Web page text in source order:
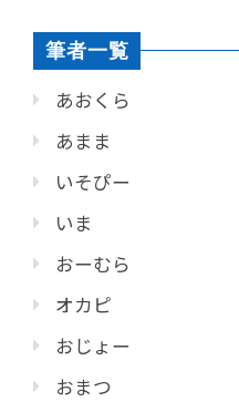
筆者一覧
あおくら
あまま
いそぴー
いま
おーむら
オカピ
おじょー
おまつ